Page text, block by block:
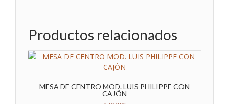
Productos relacionados
MESA DE CENTRO MOD. LUIS PHILIPPE CON
CAJÓN